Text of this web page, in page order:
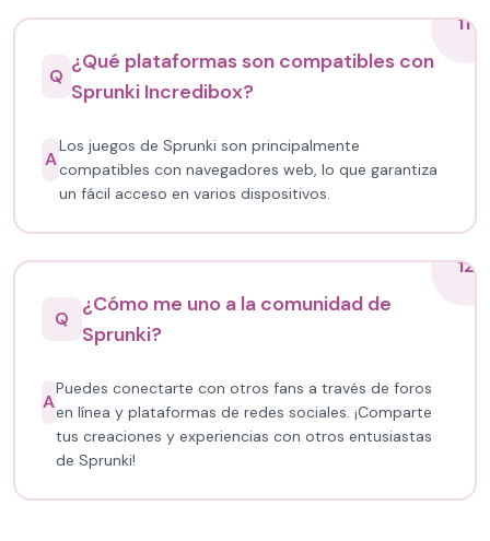
11
Q
¿Qué plataformas son compatibles con
Sprunki Incredibox?
A
Los juegos de Sprunki son principalmente
compatibles con navegadores web, lo que garantiza
un fácil acceso en varios dispositivos.
12
Q
¿Cómo me uno a la comunidad de
Sprunki?
A
Puedes conectarte con otros fans a través de foros
en línea y plataformas de redes sociales. ¡Comparte
tus creaciones y experiencias con otros entusiastas
de Sprunki!